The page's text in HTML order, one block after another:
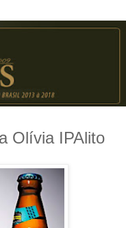
Olívia IPAlito